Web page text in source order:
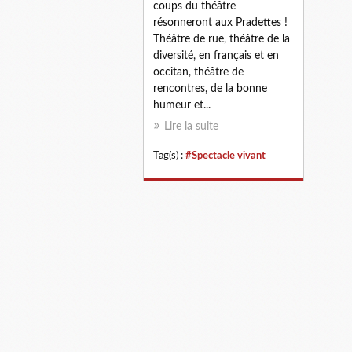
coups du théâtre
résonneront aux Pradettes !
Théâtre de rue, théâtre de la
diversité, en français et en
occitan, théâtre de
rencontres, de la bonne
humeur et...
Lire la suite
Tag(s) : #Spectacle vivant